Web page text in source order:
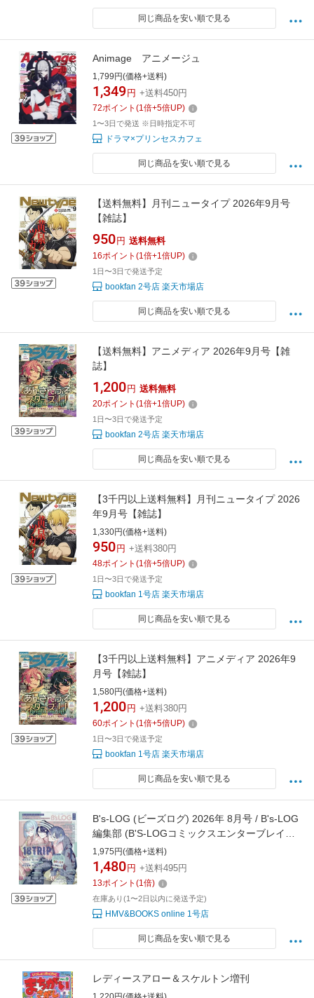
同じ商品を安い順で見る
Animage アニメージュ
1,799円(価格+送料)
1,349 円 +送料450円
72ポイント (1倍+5倍UP)
1〜3日で発送 ※日時指定不可
ドラマ×プリンセスカフェ
同じ商品を安い順で見る
【送料無料】月刊ニュータイプ 2026年9月号
【雑誌】
950 円 送料無料
16ポイント (1倍+1倍UP)
1日〜3日で発送予定
bookfan 2号店 楽天市場店
同じ商品を安い順で見る
【送料無料】アニメディア 2026年9月号【雑
誌】
1,200 円 送料無料
20ポイント (1倍+1倍UP)
1日〜3日で発送予定
bookfan 2号店 楽天市場店
同じ商品を安い順で見る
【3千円以上送料無料】月刊ニュータイプ 2026
年9月号【雑誌】
1,330円(価格+送料)
950 円 +送料380円
48ポイント (1倍+5倍UP)
1日〜3日で発送予定
bookfan 1号店 楽天市場店
同じ商品を安い順で見る
【3千円以上送料無料】アニメディア 2026年9
月号【雑誌】
1,580円(価格+送料)
1,200 円 +送料380円
60ポイント (1倍+5倍UP)
1日〜3日で発送予定
bookfan 1号店 楽天市場店
同じ商品を安い順で見る
B's-LOG (ビーズログ) 2026年 8月号 / B's-LOG
編集部 (B'S-LOGコミックスエンターブレイン)
【雑誌】
1,975円(価格+送料)
1,480 円 +送料495円
13ポイント (1倍)
在庫あり(1〜2日以内に発送予定)
HMV&BOOKS online 1号店
同じ商品を安い順で見る
レディースアロー＆スケルトン増刊